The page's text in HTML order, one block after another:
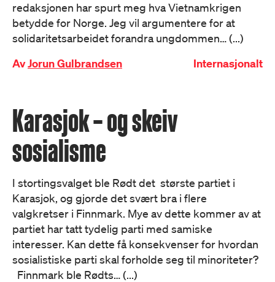
redaksjonen har spurt meg hva Vietnamkrigen
betydde for Norge. Jeg vil argumentere for at
solidaritetsarbeidet forandra ungdommen… (...)
AvJorun Gulbrandsen Internasjonalt
Karasjok – og skeiv
sosialisme
I stortingsvalget ble Rødt det største partiet i
Karasjok, og gjorde det svært bra i flere
valgkretser i Finnmark. Mye av dette kommer av at
partiet har tatt tydelig parti med samiske
interesser. Kan dette få konsekvenser for hvordan
sosialistiske parti skal forholde seg til minoriteter?
Finnmark ble Rødts… (...)